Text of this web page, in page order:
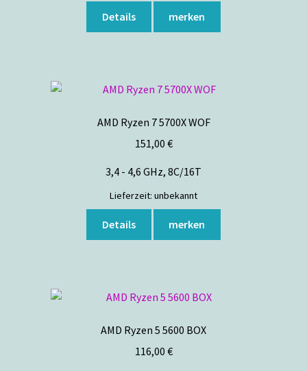
Details merken
AMD Ryzen 7 5700X WOF
151,00 €
3,4 - 4,6 GHz, 8C/16T
Lieferzeit: unbekannt
Details merken
AMD Ryzen 5 5600 BOX
116,00 €